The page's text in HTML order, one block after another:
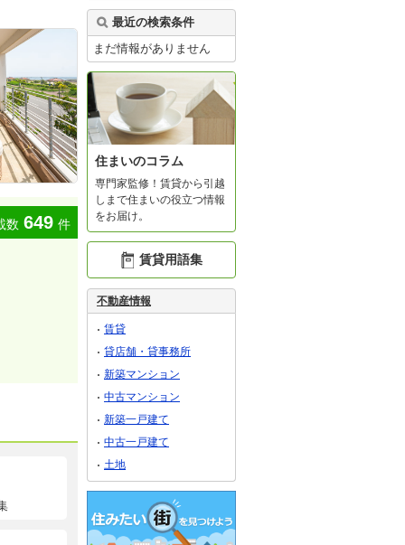
数 649 件
最近の検索条件
まだ情報がありません
住まいのコラム
専門家監修！賃貸から引越
しまで住まいの役立つ情報
をお届け。
賃貸用語集
不動産情報
賃貸
貸店舗・貸事務所
新築マンション
中古マンション
新築一戸建て
中古一戸建て
土地